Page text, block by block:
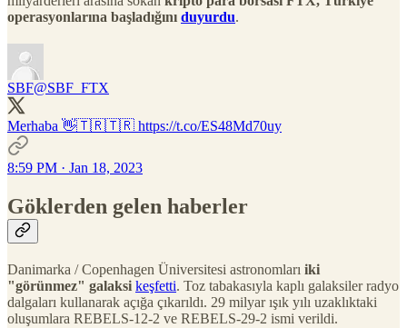
operasyonlarına başladığını duyurdu.
SBF@SBF_FTX
Merhaba 👋🇹🇷🇹🇷 https://t.co/ES48Md70uy
8:59 PM · Jan 18, 2023
Göklerden gelen haberler
Danimarka / Copenhagen Üniversitesi astronomları iki
"görünmez" galaksi keşfetti. Toz tabakasıyla kaplı galaksiler radyo
dalgaları kullanarak açığa çıkarıldı. 29 milyar ışık yılı uzaklıktaki
oluşumlara REBELS-12-2 ve REBELS-29-2 ismi verildi.